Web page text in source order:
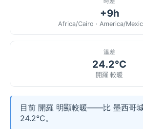
+9h
Africa/Cairo · America/
溫差
24.2°C
開羅 較暖
目前 開羅 明顯較暖——比 墨西哥
24.2°C。